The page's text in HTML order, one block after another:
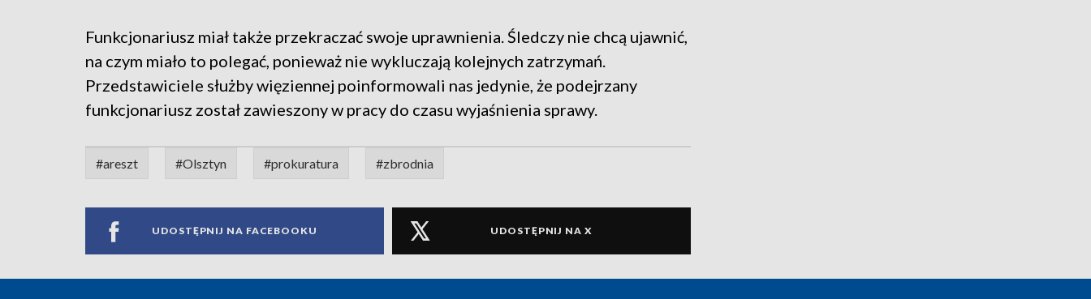
Funkcjonariusz miał także przekraczać swoje uprawnienia. Śledczy nie chcą ujawnić,
na czym miało to polegać, ponieważ nie wykluczają kolejnych zatrzymań.
Przedstawiciele służby więziennej poinformowali nas jedynie, że podejrzany
funkcjonariusz został zawieszony w pracy do czasu wyjaśnienia sprawy.
#areszt #Olsztyn #prokuratura #zbrodnia
UDOSTĘPNIJ NA FACEBOOKU UDOSTĘPNIJ NA X